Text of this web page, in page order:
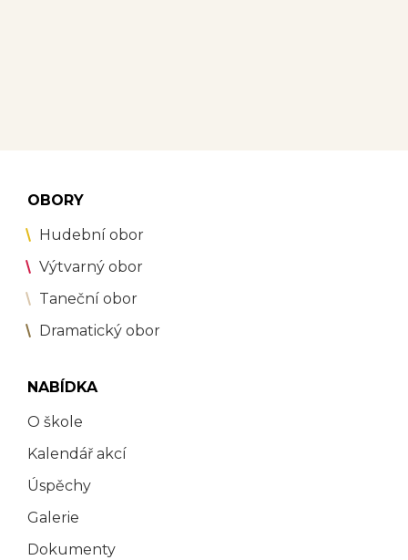
OBORY
Hudební obor
Výtvarný obor
Taneční obor
Dramatický obor
NABÍDKA
O škole
Kalendář akcí
Úspěchy
Galerie
Dokumenty